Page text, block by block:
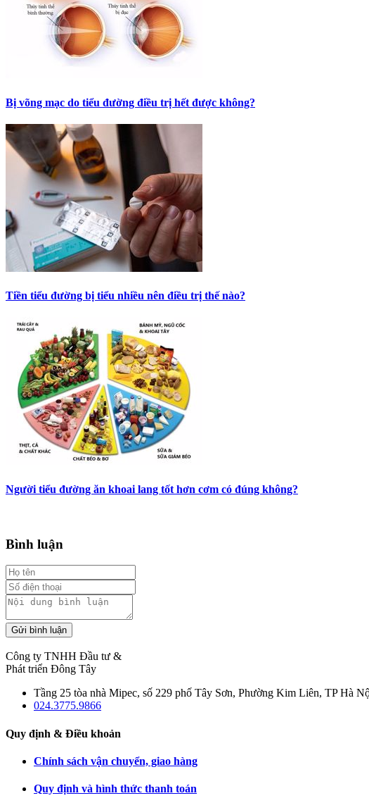
Bị võng mạc do tiểu đường điều trị hết được không?
Tiền tiểu đường bị tiểu nhiều nên điều trị thế nào?
Người tiểu đường ăn khoai lang tốt hơn cơm có đúng không?
Bình luận
Gửi bình luận
Công ty TNHH Đầu tư &
Phát triển Đông Tây
Tầng 25 tòa nhà Mipec, số 229 phố Tây Sơn, Phường Kim Liên, TP Hà
024.3775.9866
Quy định & Điều khoản
Chính sách vận chuyển, giao hàng
Quy định và hình thức thanh toán